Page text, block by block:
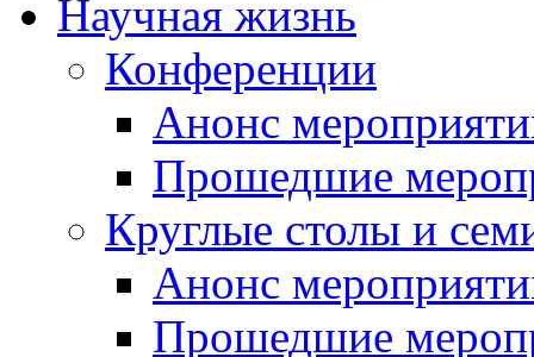
Научная жизнь
Конференции
Анонс
Прошедшие
Круглые столы и
Анонс
Прошедшие